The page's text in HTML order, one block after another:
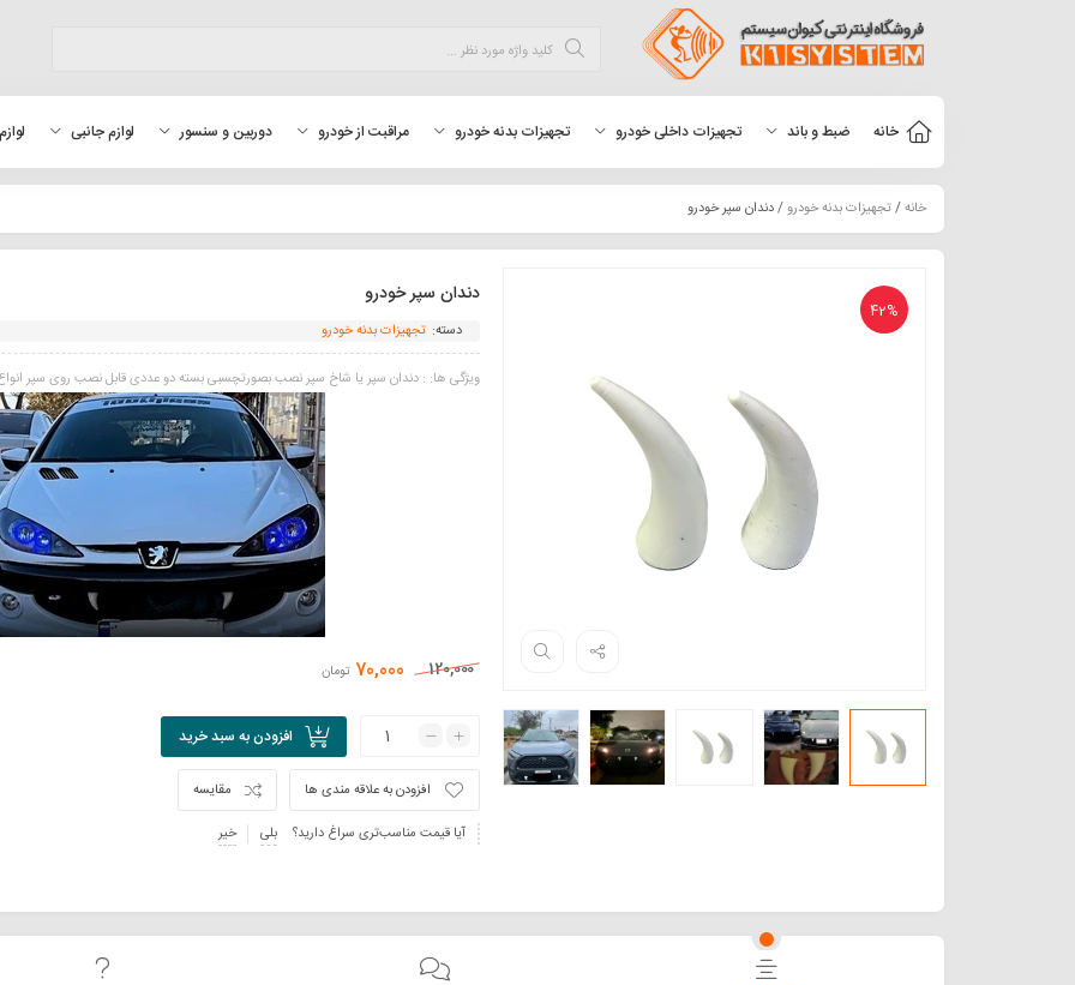
خانه ضبط و باند تجهیزات داخلی خودرو تجهیزات بدنه خودرو مراقبت از خودرو دوربین و سنسور لوازم جانبی
خانه/تجهیزات بدنه خودرو/ دندان سپر خودرو
42%
دندان سپر خودرو
دسته: تجهیزات بدنه خودرو
ویژگی ها: : دندان سپر یا شاخ سپر نصب بصورتچسبی بسته دو عددی قابل نصب روی سپر
120,000
70,000 تومان
افزودن به سبد خرید
مقایسه
افزودن به علاقه مندی ها
آیا قیمت مناسب‌تری سراغ دارید؟
بلی خیر